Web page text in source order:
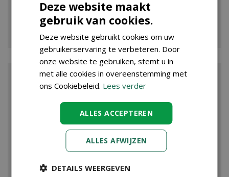
VIJVER
Deze website maakt
gebruik van cookies.
Deze website gebruikt cookies om uw
gebruikerservaring te verbeteren. Door
onze website te gebruiken, stemt u in
met alle cookies in overeenstemming met
ons Cookiebeleid. Lees verder
ALLES ACCEPTEREN
ALLES AFWIJZEN
DETAILS WEERGEVEN